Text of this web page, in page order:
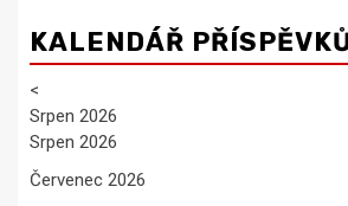
KALENDÁŘ
<
Srpen 2026
Srpen 2026
Červenec 2026